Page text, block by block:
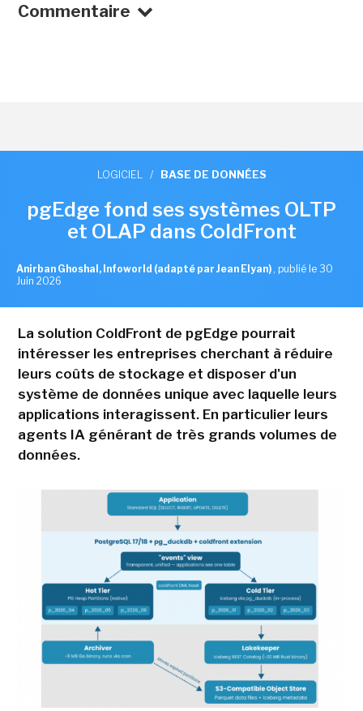
Commentaire
LOGICIEL / BASE DE DONNÉES
pgEdge fond ses systèmes OLTP
et OLAP dans ColdFront
Anirban Ghoshal, Infoworld (adapté par Jean Elyan) , publié le 30
Juin 2026
La solution ColdFront de pgEdge pourrait
intéresser les entreprises cherchant à réduire
leurs coûts de stockage et disposer d'un
système de données unique avec laquelle leurs
applications interagissent. En particulier leurs
agents IA générant de très grands volumes de
données.